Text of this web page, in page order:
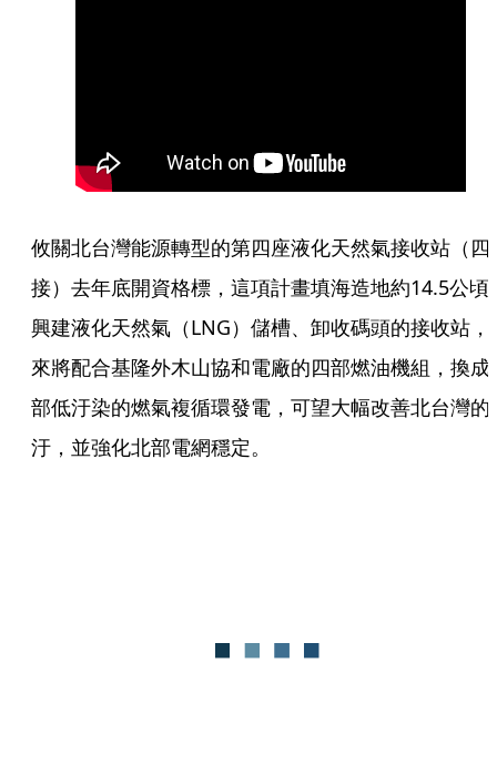
攸關北台灣能源轉型的第四座液化天然氣接收站（四
接）去年底開資格標，這項計畫填海造地約14.5公頃
興建液化天然氣（LNG）儲槽、卸收碼頭的接收站，
來將配合基隆外木山協和電廠的四部燃油機組，換成
部低汙染的燃氣複循環發電，可望大幅改善北台灣的
汙，並強化北部電網穩定。